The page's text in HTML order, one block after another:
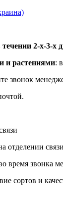
2-х-3-х
и растениями:
звонок
отделении
время звонка
сортов и